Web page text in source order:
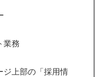
業務
ジ上部の「採用情